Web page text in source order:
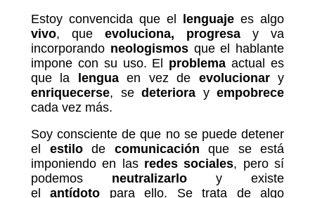
Estoy convencida que el lenguaje es algo
vivo, que evoluciona, progresa y va
incorporando neologismosque el hablante
impone con su uso. El problema actual es
que la lenguaen vez de evolucionary
enriquecerse, se deteriora y empobrece
cada vez más.
Soy consciente de que no se puede detener
el estilode comunicación que se está
imponiendo en las redes sociales, pero sí
podemos neutralizarlo y existe
elantídoto para ello. Se trata de algo